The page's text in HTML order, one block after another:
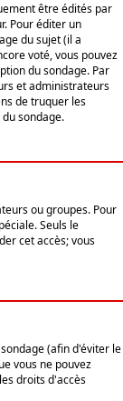
être édités par
Pour éditer un
du sujet (il a
voté, vous pouvez
du sondage. Par
et administrateurs
de truquer les
sondage.
ou groupes. Pour
Seuls le
cet accès; vous
(afin d'éviter le
vous ne pouvez
droits d'accès